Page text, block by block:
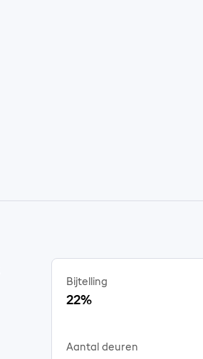
Bijtelling
22%
Aantal deuren